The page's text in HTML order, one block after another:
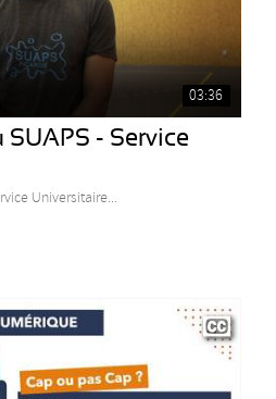
03:36
SUAPS - Service
Universitaire...